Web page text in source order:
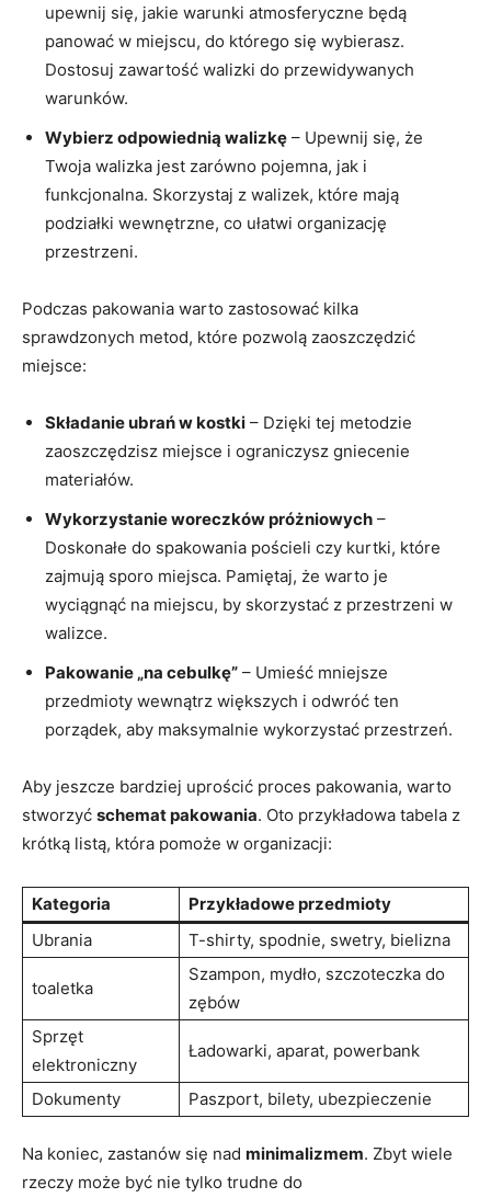
upewnij się, jakie warunki⁣ atmosferyczne będą
panować w miejscu, do ‌którego się ‌wybierasz.
‌Dostosuj zawartość walizki do przewidywanych
⁤warunków.
Wybierz odpowiednią walizkę ​– Upewnij​ się, ‌że
Twoja walizka jest zarówno pojemna, jak i
funkcjonalna. Skorzystaj z walizek, które mają
podziałki wewnętrzne, co ułatwi⁣ organizację
przestrzeni.
Podczas pakowania ⁢warto ​zastosować⁤ kilka
sprawdzonych metod, które pozwolą zaoszczędzić
miejsce:
Składanie ubrań‌ w kostki – ​Dzięki ‍tej metodzie
zaoszczędzisz miejsce ‌i‍ ograniczysz gniecenie
materiałów.
Wykorzystanie woreczków próżniowych –
Doskonałe ​do ​spakowania pościeli czy kurtki, które
zajmują sporo miejsca.‌ Pamiętaj, że warto⁢ je
wyciągnąć ⁢na miejscu, by skorzystać z przestrzeni w ​
walizce.
Pakowanie „na cebulkę” ⁤– Umieść mniejsze
przedmioty wewnątrz większych i​ odwróć ten
porządek, aby maksymalnie wykorzystać​ przestrzeń.
Aby ⁢jeszcze bardziej uprościć proces​ pakowania, ‌warto
⁢stworzyć schemat pakowania. Oto przykładowa tabela z
krótką⁣ listą, która pomoże w organizacji:
Kategoria
Przykładowe przedmioty
Ubrania
T-shirty, ‍spodnie, swetry, bielizna
toaletka
Szampon, mydło, szczoteczka do
zębów
Sprzęt
elektroniczny
Ładowarki, aparat, powerbank
Dokumenty Paszport, bilety, ubezpieczenie
Na⁢ koniec, ‌zastanów ‌się nad minimalizmem. Zbyt‍ wiele⁢
rzeczy​ może być ⁢nie tylko trudne do⁢